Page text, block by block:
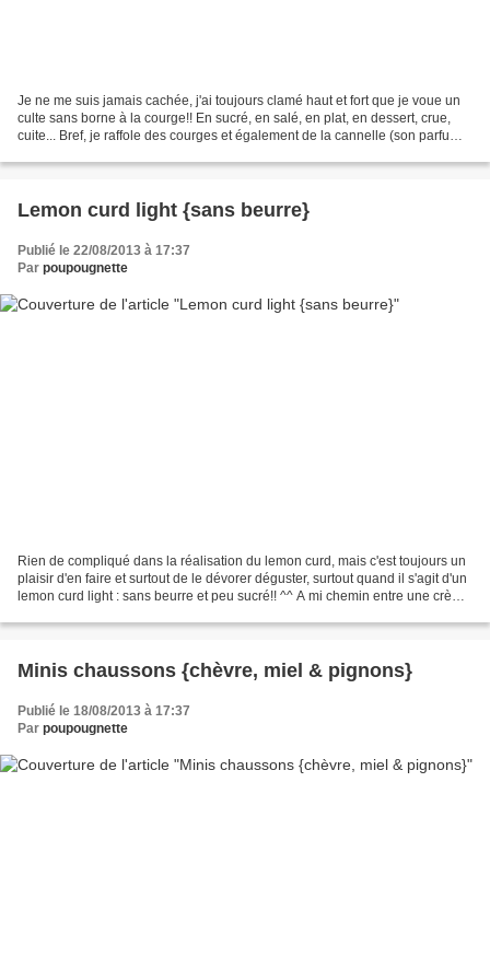
Je ne me suis jamais cachée, j'ai toujours clamé haut et fort que je voue un
culte sans borne à la courge!! En sucré, en salé, en plat, en dessert, crue,
cuite... Bref, je raffole des courges et également de la cannelle (son parfum
Lemon curd light {sans beurre}
Publié le 22/08/2013 à 17:37
Par poupougnette
Rien de compliqué dans la réalisation du lemon curd, mais c'est toujours un
plaisir d'en faire et surtout de le dévorer déguster, surtout quand il s'agit d'un
lemon curd light : sans beurre et peu sucré!! ^^ A mi chemin entre une crème
Minis chaussons {chèvre, miel & pignons}
Publié le 18/08/2013 à 17:37
Par poupougnette